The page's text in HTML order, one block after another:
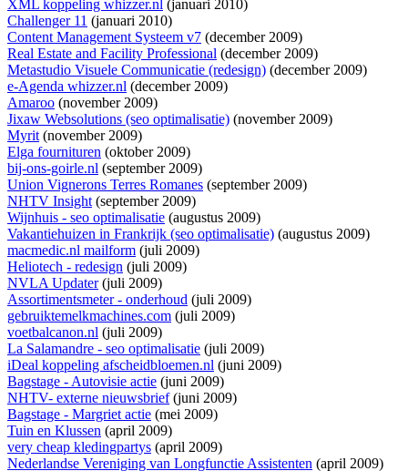
XML koppeling whizzer.nl (januari 2010)
Challenger 11 (januari 2010)
Content Management Systeem v7 (december 2009)
Real Estate and Facility Professional (december 2009)
Metastudio Visuele Communicatie (redesign) (december 2009)
e-Agenda whizzer.nl (december 2009)
Amaroo (november 2009)
Jixaw Websolutions (seo optimalisatie) (november 2009)
Myrit(november 2009)
Elga fournituren (oktober 2009)
bij-ons-goirle.nl (september 2009)
Union Vignerons Terres Romanes (september 2009)
NHTV Insight(september 2009)
Wijnhuis - seo optimalisatie (augustus 2009)
Vakantiehuizen in Frankrijk (seo optimalisatie) (augustus 2009)
macmedic.nl mailform (juli 2009)
Heliotech - redesign (juli 2009)
NVLA Updater(juli 2009)
Assortimentsmeter - onderhoud (juli 2009)
gebruiktemelkmachines.com (juli 2009)
voetbalcanon.nl (juli 2009)
La Salamandre - seo optimalisatie (juli 2009)
iDeal koppeling afscheidbloemen.nl (juni 2009)
Bagstage - Autovisie actie (juni 2009)
NHTV- externe nieuwsbrief(juni 2009)
Bagstage - Margriet actie (mei 2009)
Tuin en Klussen (april 2009)
very cheap kledingpartys (april 2009)
Nederlandse Vereniging van Longfunctie Assistenten (april 2009)